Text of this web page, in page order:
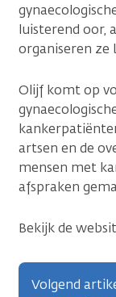
luisterend oor,
organiseren ze
Olijf komt op
artsen en de
mensen met
afspraken
Bekijk de
Volgend